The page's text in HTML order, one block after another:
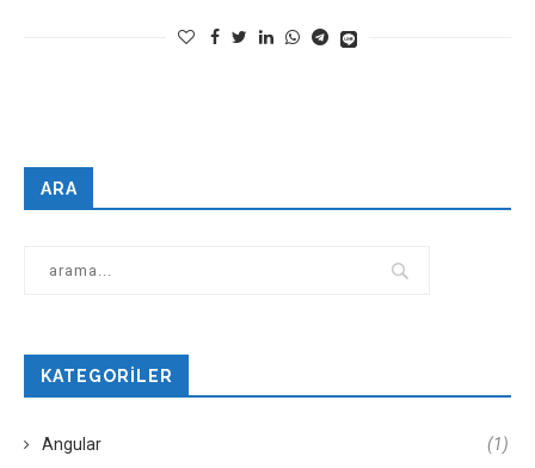
ARA
KATEGORILER
Angular (1)